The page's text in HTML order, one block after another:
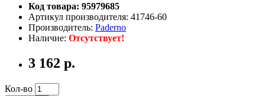
Код товара: 95979685
Артикул производителя: 41746-60
Производитель: Paderno
Наличие: Отсутствует!
3 162 р.
Кол-во